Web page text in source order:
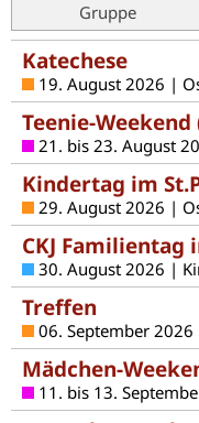
Gruppe
Katechese
19. August 2026 |
Teenie-Weekend
21. bis 23. August
Kindertag im
29. August 2026 |
CKJ Familientag
30. August 2026 |
Treffen
06. September
Mädchen-
11. bis 13.